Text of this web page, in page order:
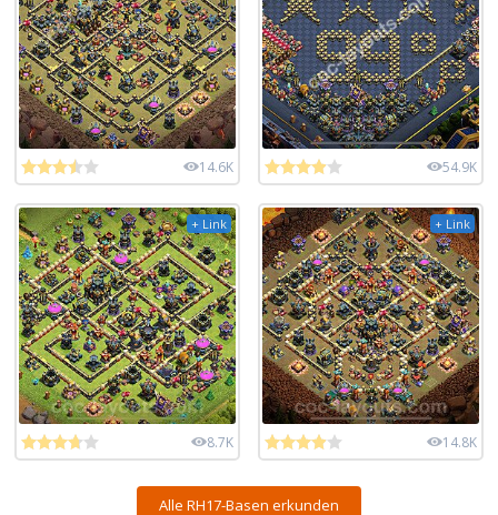
14.6K 54.9K
+ Link
8.7K
+ Link
14.8K
Alle RH17-Basen erkunden